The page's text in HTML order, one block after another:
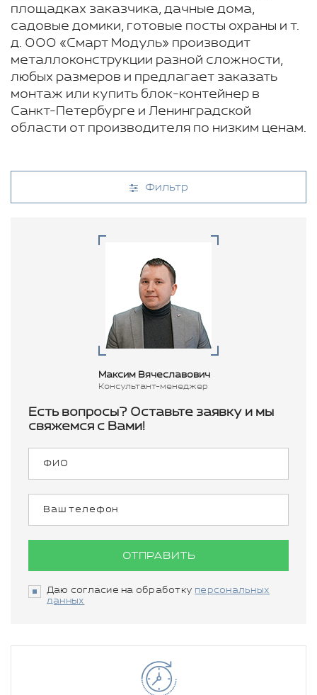
площадках заказчика, дачные дома,
садовые домики, готовые посты охраны и т.
д. ООО «Смарт Модуль» производит
металлоконструкции разной сложности,
любых размеров и предлагает заказать
монтаж или купить блок-контейнер в
Санкт-Петербурге и Ленинградской
области от производителя по низким ценам.
Фильтр
Максим Вячеславович
Консультант-менеджер
Есть вопросы? Оставьте заявку и мы
свяжемся с Вами!
ОТПРАВИТЬ
Даю согласие на обработку персональных
данных